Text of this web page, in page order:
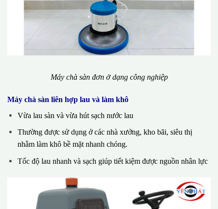
Máy chà sàn đơn ở dạng công nghiệp
Máy chà sàn liên hợp lau và làm khô
Vừa lau sàn và vừa hút sạch nước lau
Thường được sử dụng ở các nhà xưởng, kho bãi, siêu thị
nhằm làm khô bề mặt nhanh chóng.
Tốc độ lau nhanh và sạch giúp tiết kiệm được nguồn nhân lực